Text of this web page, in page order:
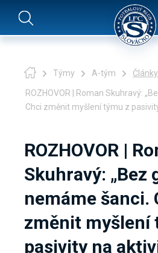
Týmy A-tým Články
ROZHOVOR | Roman Skuhravý:
Chci změnit myšlení týmu z
ROZHOVOR |
Skuhravý: „Bez
nemáme šanci.
změnit myšlení
pasivity na